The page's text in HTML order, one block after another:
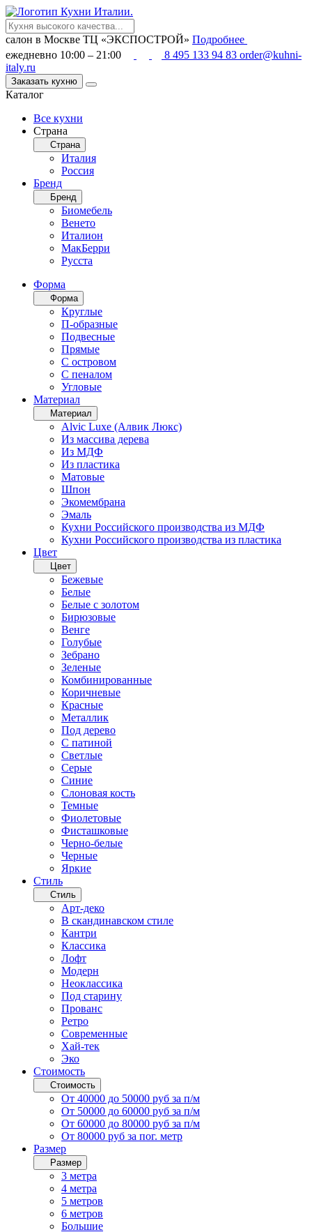
салон в Москве ТЦ «ЭКСПОСТРОЙ» Подробнее
ежедневно 10:00 – 21:00
8 495 133 94 83 order@kuhni-
italy.ru
Заказать кухню
Каталог
Все кухни
Страна
Страна
Италия
Россия
Бренд
Бренд
Биомебель
Венето
Италион
МакБерри
Русста
Форма
Форма
Круглые
П-образные
Подвесные
Прямые
С островом
С пеналом
Угловые
Материал
Материал
Alvic Luxe (Алвик Люкс)
Из массива дерева
Из МДФ
Из пластика
Матовые
Шпон
Экомембрана
Эмаль
Кухни Российского производства из МДФ
Кухни Российского производства из пластика
Цвет
Цвет
Бежевые
Белые
Белые с золотом
Бирюзовые
Венге
Голубые
Зебрано
Зеленые
Комбинированные
Коричневые
Красные
Металлик
Под дерево
С патиной
Светлые
Серые
Синие
Слоновая кость
Темные
Фиолетовые
Фисташковые
Черно-белые
Черные
Яркие
Стиль
Стиль
Арт-деко
В скандинавском стиле
Кантри
Классика
Лофт
Модерн
Неоклассика
Под старину
Прованс
Ретро
Современные
Хай-тек
Эко
Стоимость
Стоимость
От 40000 до 50000 руб за п/м
От 50000 до 60000 руб за п/м
От 60000 до 80000 руб за п/м
От 80000 руб за пог. метр
Размер
Размер
3 метра
4 метра
5 метров
6 метров
Большие